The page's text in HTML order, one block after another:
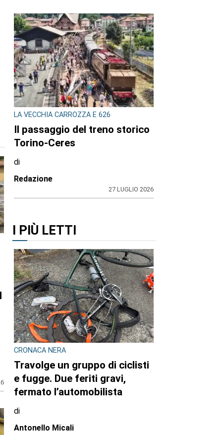
LA VECCHIA CARROZZA E 626
Il passaggio del treno storico
Torino-Ceres
di
Redazione
27 LUGLIO 2026
I PIÙ LETTI
CRONACA NERA
Travolge un gruppo di ciclisti
e fugge. Due feriti gravi,
fermato l’automobilista
di
Antonello Micali